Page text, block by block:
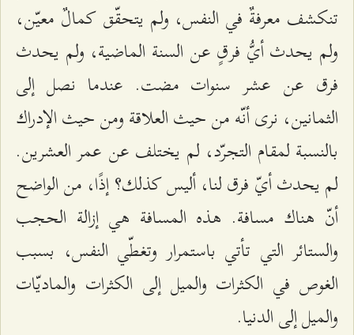
تنكشف معرفةٌ في النفس، ولم يتحقّق كمالٌ معيّن،
ولم يحدث أيُّ فرقٍ عن السنة الماضية، ولم يحدث
فرق عن عشر سنوات مضت. عندما نصل إلى
الثمانين، نرى أنّه من حيث العلاقة ومن حيث الإدراك
بالنسبة لمقام التجرّد، لم يختلف عن عمر العشرين.
لم يحدث أيّ فرق لنا، أليس كذلك؟ إذًا، من الواضح
أنّ هناك مسافة. هذه المسافة هي إزالة الحجب
والستائر التي تأتي باستمرار وتغطّي النفس، بسبب
الغوص في الكثرات والميل إلى الكثرات والماديّات
والميل إلى الدنيا.